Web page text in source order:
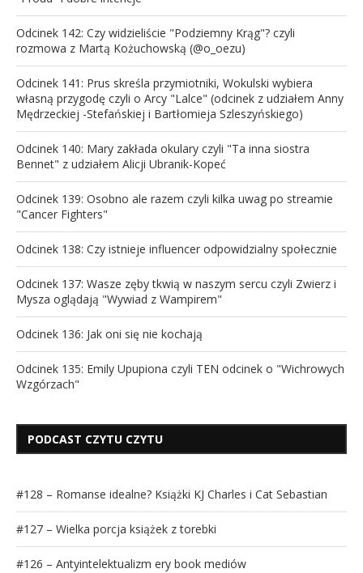
Odcinek 142: Czy widzieliście "Podziemny Krąg"? czyli
rozmowa z Martą Kożuchowską (@o_oezu)
Odcinek 141: Prus skreśla przymiotniki, Wokulski wybiera
własną przygodę czyli o Arcy "Lalce" (odcinek z udziałem Anny
Mędrzeckiej -Stefańskiej i Bartłomieja Szleszyńskiego)
Odcinek 140: Mary zakłada okulary czyli "Ta inna siostra
Bennet" z udziałem Alicji Ubranik-Kopeć
Odcinek 139: Osobno ale razem czyli kilka uwag po streamie
"Cancer Fighters"
Odcinek 138: Czy istnieje influencer odpowidzialny społecznie
Odcinek 137: Wasze zęby tkwią w naszym sercu czyli Zwierz i
Mysza oglądają "Wywiad z Wampirem"
Odcinek 136: Jak oni się nie kochają
Odcinek 135: Emily Upupiona czyli TEN odcinek o "Wichrowych
Wzgórzach"
PODCAST CZYTU CZYTU
#128 – Romanse idealne? Książki KJ Charles i Cat Sebastian
#127 – Wielka porcja książek z torebki
#126 – Antyintelektualizm ery book mediów